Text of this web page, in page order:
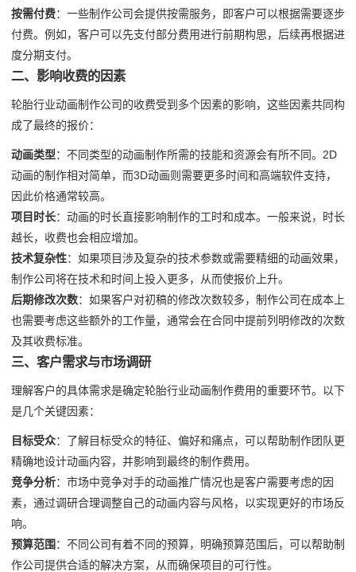
按需付费：一些制作公司会提供按需服务，即客户可以根据需要逐步
付费。例如，客户可以先支付部分费用进行前期构思，后续再根据进
度分期支付。
二、影响收费的因素
轮胎行业动画制作公司的收费受到多个因素的影响，这些因素共同构
成了最终的报价：
动画类型：不同类型的动画制作所需的技能和资源会有所不同。2D
动画的制作相对简单，而3D动画则需要更多时间和高端软件支持，
因此价格通常较高。
项目时长：动画的时长直接影响制作的工时和成本。一般来说，时长
越长，收费也会相应增加。
技术复杂性：如果项目涉及复杂的技术参数或需要精细的动画效果，
制作公司将在技术和时间上投入更多，从而使报价上升。
后期修改次数：如果客户对初稿的修改次数较多，制作公司在成本上
也需要考虑这些额外的工作量，通常会在合同中提前列明修改的次数
及其收费标准。
三、客户需求与市场调研
理解客户的具体需求是确定轮胎行业动画制作费用的重要环节。以下
是几个关键因素：
目标受众：了解目标受众的特征、偏好和痛点，可以帮助制作团队更
精确地设计动画内容，并影响到最终的制作费用。
竞争分析：市场中竞争对手的动画推广情况也是客户需要考虑的因
素，通过调研合理调整自己的动画内容与风格，以实现更好的市场反
响。
预算范围 ：不同公司有着不同的预算，明确预算范围后，可以帮助制
作公司提供合适的解决方案，从而确保项目的可行性。